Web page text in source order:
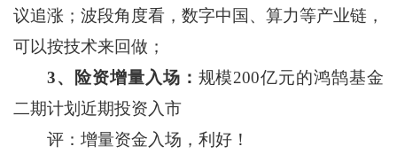
议追涨；波段角度看，数字中国、算力等产业链，
可以按技术来回做；
3、险资增量入场： 规模200亿元的鸿鹄基金
二期计划近期投资入市
评：增量资金入场，利好！